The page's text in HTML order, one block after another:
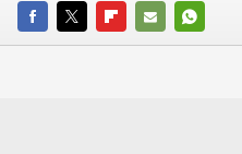
FACEBOOKTWITTERFLIPBOARD
E-